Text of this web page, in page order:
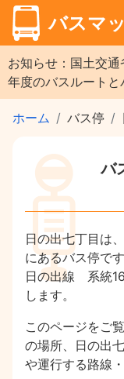
バスマ
お知らせ：国土交
年度のバスルートと
ホーム バス停
バ
日の出七丁目は
にあるバス停です
日の出線 系統
します。
このページをご
の場所、日の出
や運行する路線